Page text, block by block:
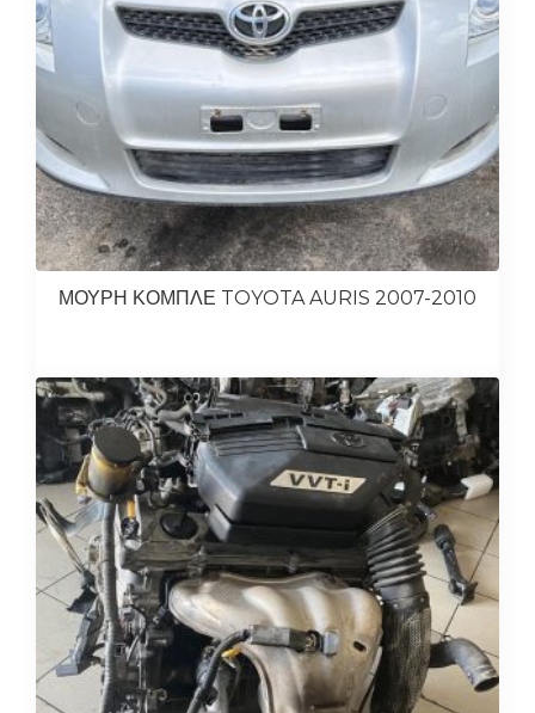
ΜΟΥΡΗ ΚΟΜΠΛΕ TOYOTA AURIS 2007-2010